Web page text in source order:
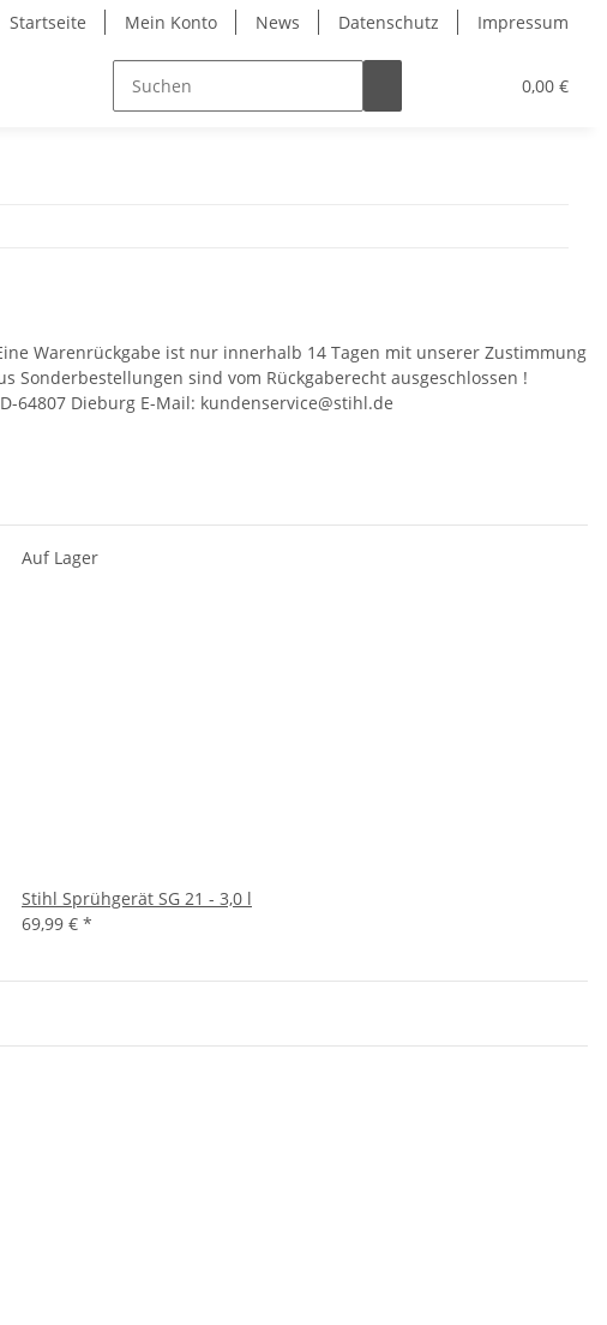
Startseite Mein Konto News Datenschutz Impressum
0,00 €
Warenrückgabe ist nur innerhalb 14 Tagen mit unserer Zustimmung
Sonderbestellungen sind vom Rückgaberecht ausgeschlossen !
64807 Dieburg E-Mail: kundenservice@stihl.de
Auf Lager
Stihl Sprühgerät SG 21 - 3,0 l
69,99 € *